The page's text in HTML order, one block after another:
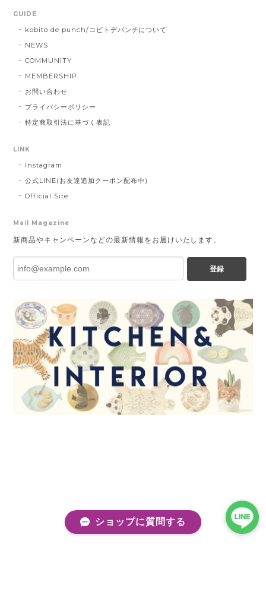
GUIDE
kobito de punch/コビトデパンチについて
NEWS
COMMUNITY
MEMBERSHIP
お問い合わせ
プライバシーポリシー
特定商取引法に基づく表記
LINK
Instagram
公式LINE(お友達追加クーポン配布中)
Official Site
Mail Magazine
新商品やキャンペーンなどの最新情報をお届けいたします。
登録
ショップに質問する